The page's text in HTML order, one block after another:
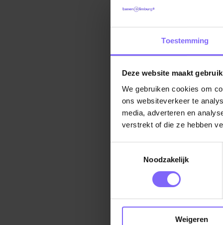
Toestemming
Deze website maakt
We gebruiken cookies om
ons websiteverkeer te
media, adverteren en
verstrekt of die ze hebben
Noodzakelijk
Weigeren
9.
Probeer
niet
10.
Bij
Let